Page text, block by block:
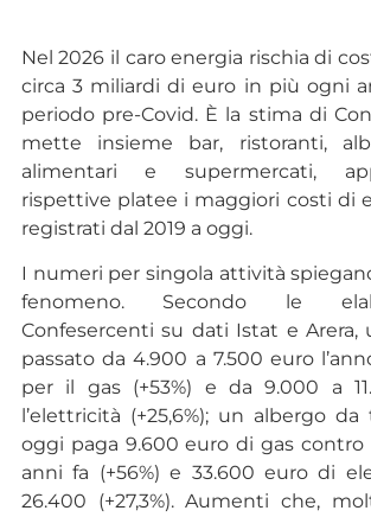
Nel 2026 il caro energia rischia di
circa 3 miliardi di euro in più ogni
periodo pre-Covid. È la stima di
mette insieme bar, ristoranti,
alimentari e supermercati,
rispettive platee i maggiori costi di
registrati dal 2019 a oggi.
I numeri per singola attività
fenomeno. Secondo le
Confesercenti su dati Istat e Arera,
passato da 4.900 a 7.500 euro
per il gas (+53%) e da 9.000 a
l’elettricità (+25,6%); un albergo
oggi paga 9.600 euro di gas contro
anni fa (+56%) e 33.600 euro di
26.400 (+27,3%). Aumenti che,